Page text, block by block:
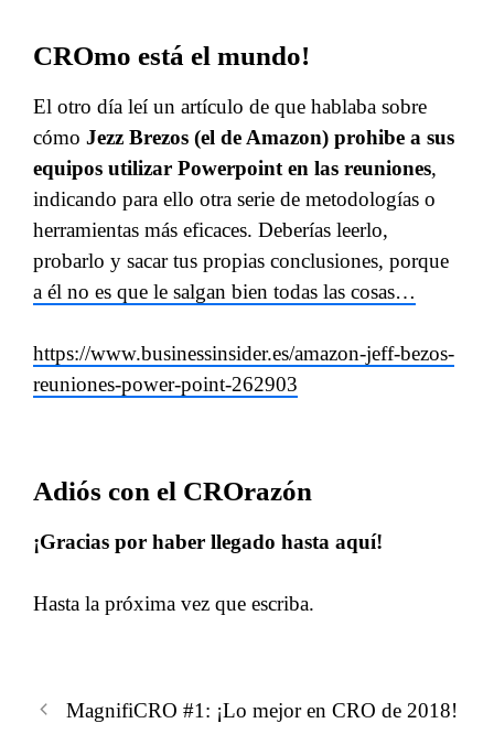
CROmo está el mundo!
El otro día leí un artículo de que hablaba sobre
cómo Jezz Brezos (el de Amazon) prohibe a sus
equipos utilizar Powerpoint en las reuniones,
indicando para ello otra serie de metodologías o
herramientas más eficaces. Deberías leerlo,
probarlo y sacar tus propias conclusiones, porque
a él no es que le salgan bien todas las cosas…
https://www.businessinsider.es/amazon-jeff-bezos-
reuniones-power-point-262903
Adiós con el CROrazón
¡Gracias por haber llegado hasta aquí!
Hasta la próxima vez que escriba.
MagnifiCRO #1: ¡Lo mejor en CRO de 2018!